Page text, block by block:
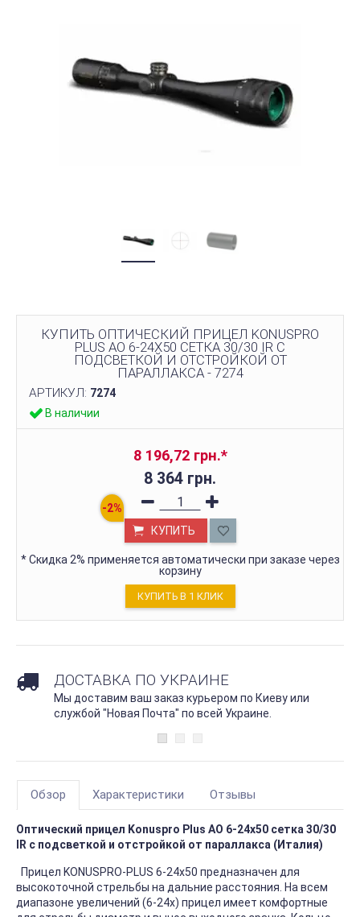
КУПИТЬ ОПТИЧЕСКИЙ ПРИЦЕЛ KONUSPRO
PLUS AO 6-24X50 СЕТКА 30/30 IR С
ПОДСВЕТКОЙ И ОТСТРОЙКОЙ ОТ
ПАРАЛЛАКСА - 7274
АРТИКУЛ: 7274
В наличии
8 196,72 грн.*
8 364 грн.
КУПИТЬ
*Скидка 2% применяется автоматически при заказе через
корзину
КУПИТЬ В 1 КЛИК
ДОСТАВКА ПО УКРАИНЕ
Мы доставим ваш заказ курьером по Киеву или
службой "Новая Почта" по всей Украине.
Обзор Характеристики Отзывы
Оптический прицел Konuspro Plus AO 6-24x50 сетка 30/30
IR с подсветкой и отстройкой от параллакса (Италия)
Прицел KONUSPRO-PLUS 6-24x50 предназначен для
высокоточной стрельбы на дальние расстояния. На всем
диапазоне увеличений (6-24х) прицел имеет комфортные